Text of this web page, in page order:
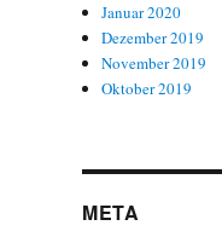
Januar 2020
Dezember 2019
November 2019
Oktober 2019
META